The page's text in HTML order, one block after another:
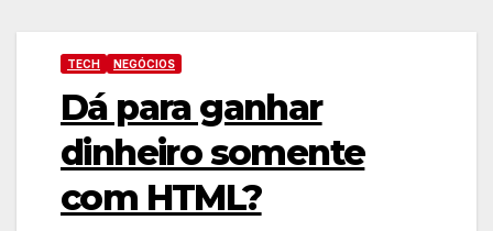
TECH NEGÓCIOS
Dá para ganhar
dinheiro somente
com HTML?